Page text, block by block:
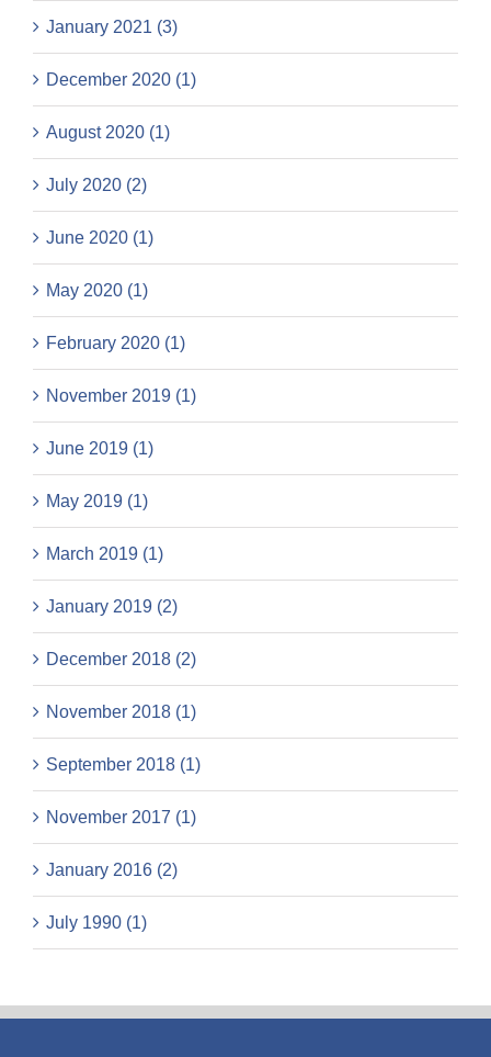
January 2021 (3)
December 2020 (1)
August 2020 (1)
July 2020 (2)
June 2020 (1)
May 2020 (1)
February 2020 (1)
November 2019 (1)
June 2019 (1)
May 2019 (1)
March 2019 (1)
January 2019 (2)
December 2018 (2)
November 2018 (1)
September 2018 (1)
November 2017 (1)
January 2016 (2)
July 1990 (1)